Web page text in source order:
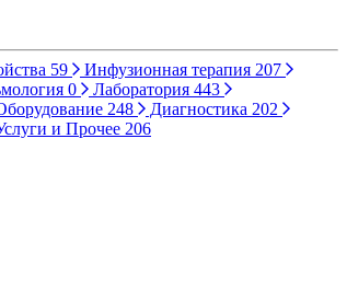
59 Инфузионная терапия 207
0 Лаборатория 443
248 Диагностика 202
и Прочее 206